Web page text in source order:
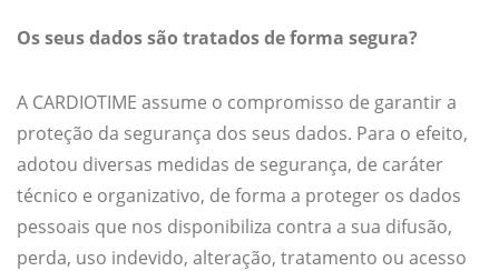
Os seus dados são tratados de forma segura?
A CARDIOTIME assume o compromisso de garantir a
proteção da segurança dos seus dados. Para o efeito,
adotou diversas medidas de segurança, de caráter
técnico e organizativo, de forma a proteger os dados
pessoais que nos disponibiliza contra a sua difusão,
perda, uso indevido, alteração, tratamento ou acesso